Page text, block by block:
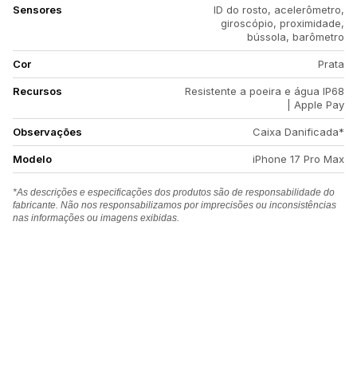
Sensores
ID do rosto, acelerômetro,
giroscópio, proximidade,
bússola, barômetro
Cor Prata
Recursos
Resistente a poeira e água IP68
| Apple Pay
Observações Caixa Danificada*
Modelo iPhone 17 Pro Max
*As descrições e especificações dos produtos são de responsabilidade do
fabricante. Não nos responsabilizamos por imprecisões ou inconsistências
nas informações ou imagens exibidas.